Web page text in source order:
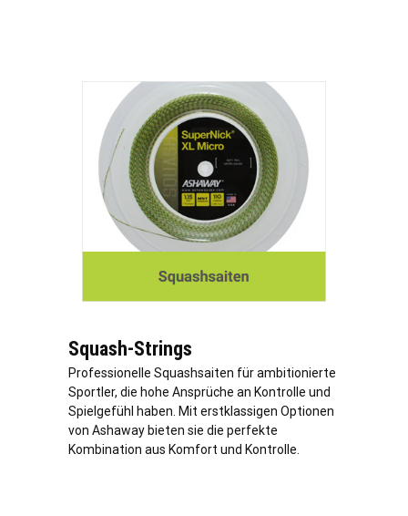
Squash-Strings
Professionelle Squashsaiten für ambitionierte
Sportler, die hohe Ansprüche an Kontrolle und
Spielgefühl haben. Mit erstklassigen Optionen
von Ashaway bieten sie die perfekte
Kombination aus Komfort und Kontrolle.